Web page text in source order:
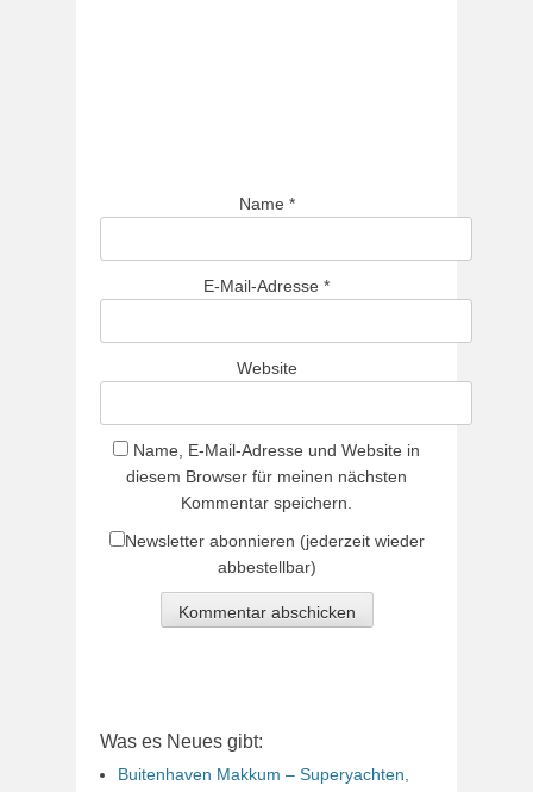
Name *
E-Mail-Adresse *
Website
Name, E-Mail-Adresse und Website in
diesem Browser für meinen nächsten
Kommentar speichern.
Newsletter abonnieren (jederzeit wieder
abbestellbar)
Was es Neues gibt:
Buitenhaven Makkum – Superyachten,